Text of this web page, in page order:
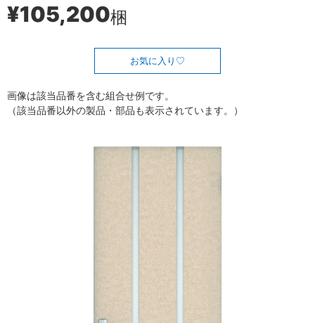
¥105,200梱
お気に入り
画像は該当品番を含む組合せ例です。
（該当品番以外の製品・部品も表示されています。）